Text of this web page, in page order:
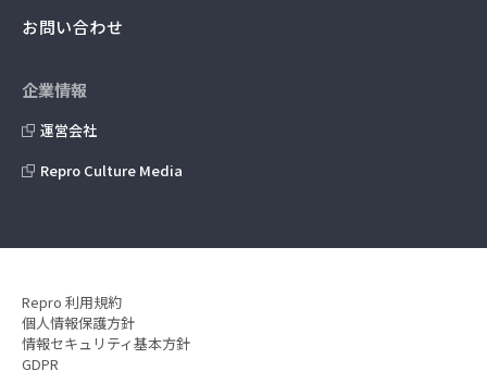
お問い合わせ
企業情報
運営会社
Repro Culture Media
Repro 利用規約
個人情報保護方針
情報セキュリティ基本方針
GDPR